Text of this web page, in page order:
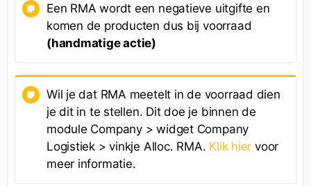
Een RMA wordt een negatieve uitgifte en
komen de producten dus bij voorraad
(handmatige actie)
Wil je dat RMA meetelt in de voorraad dien
je dit in te stellen. Dit doe je binnen de
module Company > widget Company
Logistiek > vinkje Alloc. RMA. Klik hier voor
meer informatie.